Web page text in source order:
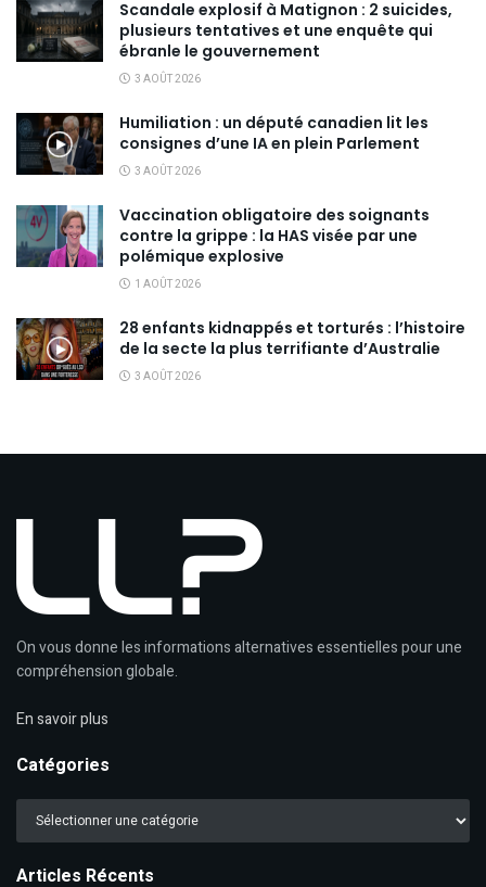
Scandale explosif à Matignon : 2 suicides,
plusieurs tentatives et une enquête qui
ébranle le gouvernement
3 AOÛT 2026
Humiliation : un député canadien lit les
consignes d’une IA en plein Parlement
3 AOÛT 2026
Vaccination obligatoire des soignants
contre la grippe : la HAS visée par une
polémique explosive
1 AOÛT 2026
28 enfants kidnappés et torturés : l’histoire
de la secte la plus terrifiante d’Australie
3 AOÛT 2026
On vous donne les informations alternatives essentielles pour une
compréhension globale.
En savoir plus
Catégories
Catégories
Articles Récents